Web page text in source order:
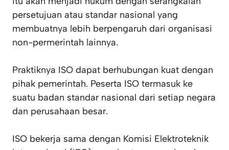
persetujuan atau standar nasional yang
membuatnya lebih berpengaruh dari organisasi
non-permerintah lainnya.
Praktiknya ISO dapat berhubungan kuat dengan
pihak pemerintah. Peserta ISO termasuk ke
suatu badan standar nasional dari setiap negara
dan perusahaan besar.
ISO bekerja sama dengan Komisi Elektroteknik